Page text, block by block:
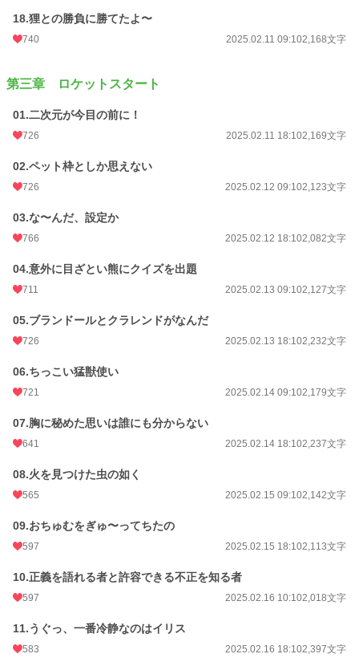
18.狸との勝負に勝てたよ〜
740 2025.02.11 09:102,168文字
第三章 ロケットスタート
01.二次元が今目の前に！
726 2025.02.11 18:102,169文字
02.ペット枠としか思えない
726 2025.02.12 09:102,123文字
03.な〜んだ、設定か
766 2025.02.12 18:102,082文字
04.意外に目ざとい熊にクイズを出題
711 2025.02.13 09:102,127文字
05.ブランドールとクラレンドがなんだ
726 2025.02.13 18:102,232文字
06.ちっこい猛獣使い
721 2025.02.14 09:102,179文字
07.胸に秘めた思いは誰にも分からない
641 2025.02.14 18:102,237文字
08.火を見つけた虫の如く
565 2025.02.15 09:102,142文字
09.おちゅむをぎゅ〜ってちたの
597 2025.02.15 18:102,113文字
10.正義を語れる者と許容できる不正を知る者
597 2025.02.16 10:102,018文字
11.うぐっ、一番冷静なのはイリス
583 2025.02.16 18:102,397文字